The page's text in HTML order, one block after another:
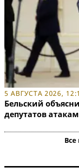
5 АВГУСТА 2026,
Бельский
депутатов